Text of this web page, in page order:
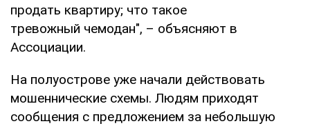
продать квартиру; что такое
тревожный чемодан", – объясняют в
Ассоциации.
На полуострове уже начали действовать
мошеннические схемы. Людям приходят
сообщения с предложением за небольшую